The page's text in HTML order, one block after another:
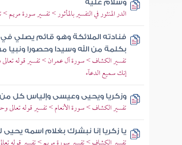
وسلام عليه
الدر المنثور في التفسير بالمأثور > تفسير سورة مريم
فنادته الملائكة وهو قائم يصلي
بكلمة من الله وسيدا وحصورا ونبيا
تفسير الكشاف > سورة آل عمران > تفسير قوله
إنك سميع الدعآء
وزكريا ويحيى وعيسى وإلياس كل من
تفسير الكشاف > سورة الأنعام > تفسير قوله تعالى
يا زكريا إنا نبشرك بغلام اسمه